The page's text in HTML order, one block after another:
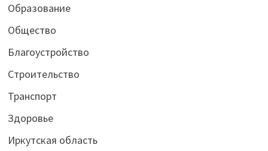
Образование
Общество
Благоустройство
Строительство
Транспорт
Здоровье
Иркутская область